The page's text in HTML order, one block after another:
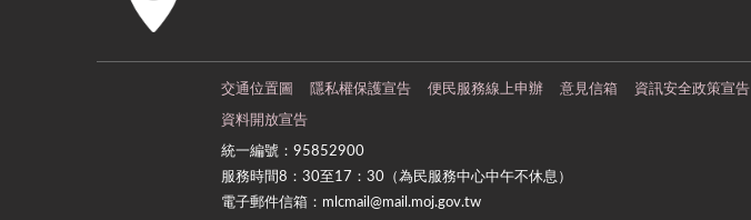
交通位置圖 隱私權保護宣告 便民服務線上申辦 意見信箱 資訊安全政策宣告
資料開放宣告
統一編號：95852900
服務時間8：30至17：30（為民服務中心中午不休息）
電子郵件信箱：mlcmail@mail.moj.gov.tw